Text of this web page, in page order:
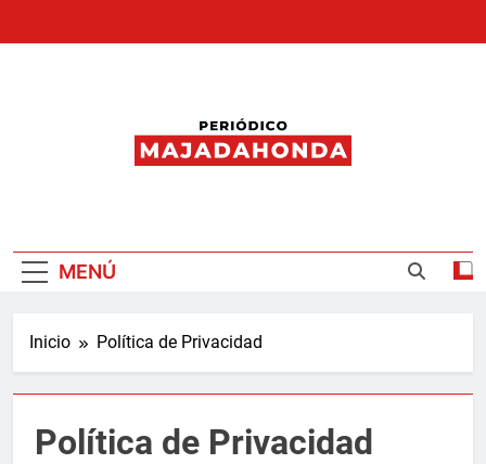
Majadahonda
MENÚ
Inicio Política de Privacidad
Política de Privacidad